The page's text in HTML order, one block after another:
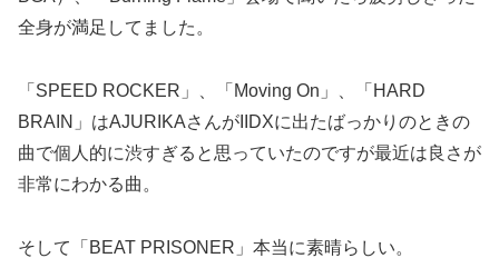
全身が満足してました。
「SPEED ROCKER」、「Moving On」、「HARD
BRAIN」はAJURIKAさんがIIDXに出たばっかりのときの
曲で個人的に渋すぎると思っていたのですが最近は良さが
非常にわかる曲。
そして「BEAT PRISONER」本当に素晴らしい。